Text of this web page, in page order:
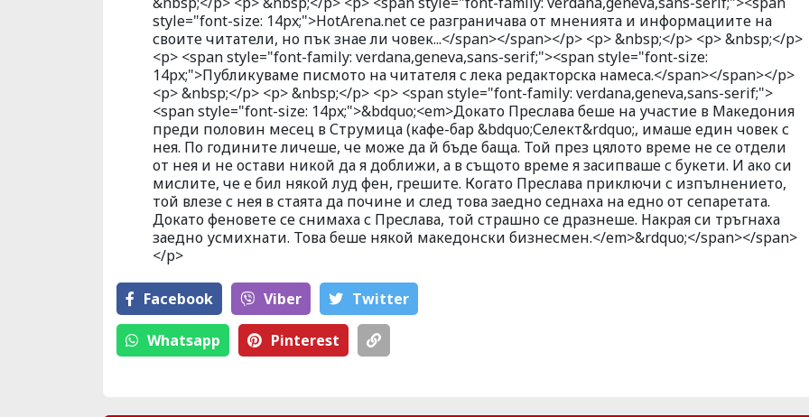
style="font-size: 14px;">HotArena.net се разграничава от мненията и информациите на
своите читатели, но пък знае ли човек...</span></span></p> <p> &nbsp;</p> <p> &nbsp;</p>
<p> <span style="font-family: verdana,geneva,sans-serif;"><span style="font-size:
14px;">Публикуваме писмото на читателя с лека редакторска намеса.</span></span></p>
<p> &nbsp;</p> <p> &nbsp;</p> <p> <span style="font-family: verdana,geneva,sans-serif;">
<span style="font-size: 14px;">&bdquo;<em>Докато Преслава беше на участие в Македония
преди половин месец в Струмица (кафе-бар &bdquo;Селект&rdquo;, имаше един човек с
нея. По годините личеше, че може да й бъде баща. Той през цялото време не се отдели
от нея и не остави никой да я доближи, а в същото време я засипваше с букети. И ако си
мислите, че е бил някой луд фен, грешите. Когато Преслава приключи с изпълнението,
той влезе с нея в стаята да почине и след това заедно седнаха на едно от сепаретата.
Докато феновете се снимаха с Преслава, той страшно се дразнеше. Накрая си тръгнаха
заедно усмихнати. Това беше някой македонски бизнесмен.</em>&rdquo;</span></span>
</p>
Facebook Viber Тwitter
Whatsapp Pinterest